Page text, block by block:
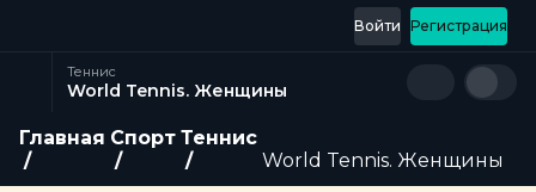
Регистрация
Войти
Теннис
World Tennis. Женщины
Главная Спорт Теннис
World Tennis. Женщины